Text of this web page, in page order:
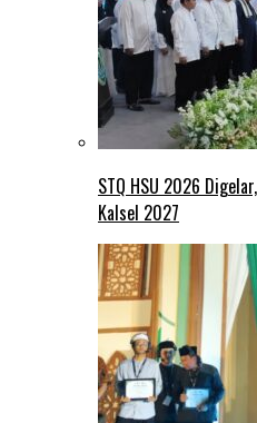
STQ HSU 2026
Kalsel 2027